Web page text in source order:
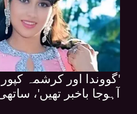
'گووندا اور کرشمہ
آہوجا باخبر تھیں'،